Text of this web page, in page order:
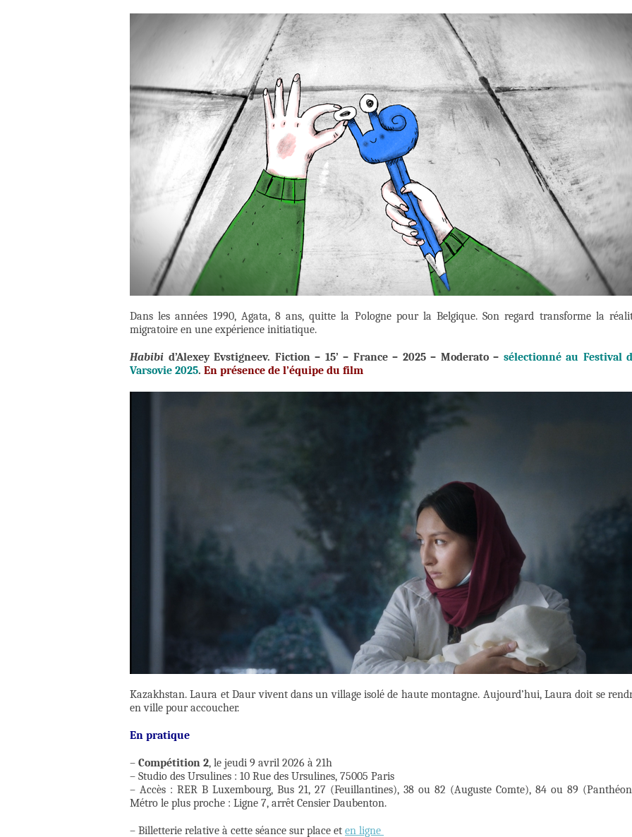
Dans les années 1990, Agata, 8 ans, quitte la Pologne pour la Belgique. Son regard transforme la
migratoire en une expérience initiatique.
Habibi d’Alexey Evstigneev. Fiction – 15’ – France – 2025 – Moderato – sélectionné au Festival
Varsovie 2025. En présence de l’équipe du film
Kazakhstan. Laura et Daur vivent dans un village isolé de haute montagne. Aujourd’hui, Laura doit se
en ville pour accoucher.
En pratique
– Compétition 2, le jeudi 9 avril 2026 à 21h
– Studio des Ursulines : 10 Rue des Ursulines, 75005 Paris
– Accès : RER B Luxembourg, Bus 21, 27 (Feuillantines), 38 ou 82 (Auguste Comte), 84 ou 89
Métro le plus proche : Ligne 7, arrêt Censier Daubenton.
– Billetterie relative à cette séance sur place et en ligne